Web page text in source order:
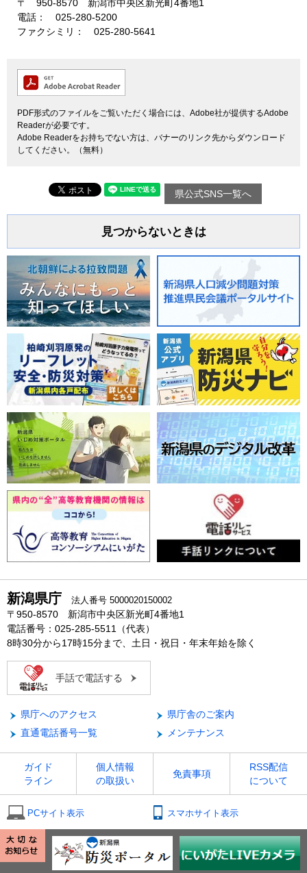
〒 950-8570 新潟市中央区新光町4番地1
電話： 025-280-5200
ファクシミリ： 025-280-5641
PDF形式のファイルをご覧いただく場合には、Adobe社が提供するAdobe
Readerが必要です。
Adobe Readerをお持ちでない方は、バナーのリンク先からダウンロード
してください。（無料）
県公式SNS一覧へ
見つからないときは
新潟県庁 法人番号 5000020150002
〒950-8570 新潟市中央区新光町4番地1
電話番号：025-285-5511（代表）
8時30分から17時15分まで、土日・祝日・年末年始を除く
手話で電話する
県庁へのアクセス
県庁舎のご案内
直通電話番号一覧
メンテナンス
ガイド
ライン
個人情報
の取扱い
免責事項
RSS配信
について
PCサイト表示 スマホサイト表示